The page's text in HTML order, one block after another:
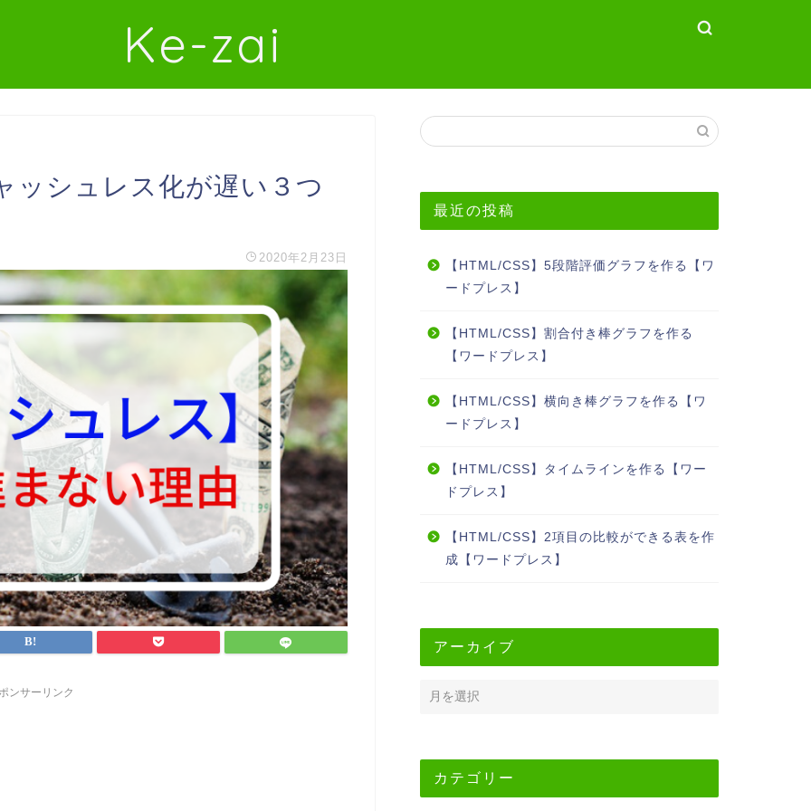
Ke-zai
ッシュレス化が遅い３つ
2020年2月23日
ンサーリンク
最近の投稿
【HTML/CSS】5段階評価グラフを作る【ワ
ードプレス】
【HTML/CSS】割合付き棒グラフを作る
【ワードプレス】
【HTML/CSS】横向き棒グラフを作る【ワ
ードプレス】
【HTML/CSS】タイムラインを作る【ワー
ドプレス】
【HTML/CSS】2項目の比較ができる表を作
成【ワードプレス】
アーカイブ
カテゴリー